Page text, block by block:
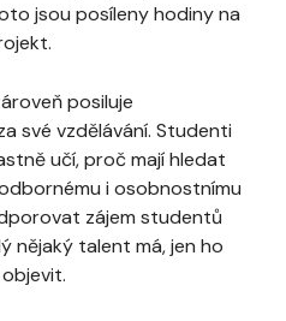
jsou posíleny hodiny na
posiluje
své vzdělávání. Studenti
učí, proč mají hledat
i osobnostnímu
zájem studentů
nějaký talent má, jen ho